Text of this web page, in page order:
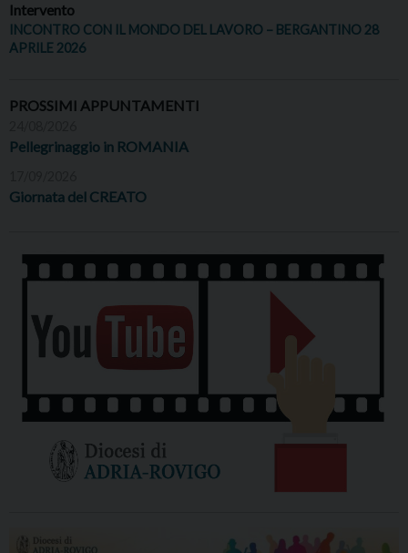
Intervento
INCONTRO CON IL MONDO DEL LAVORO – BERGANTINO 28
APRILE 2026
PROSSIMI APPUNTAMENTI
Pellegrinaggio in ROMANIA
Giornata del CREATO